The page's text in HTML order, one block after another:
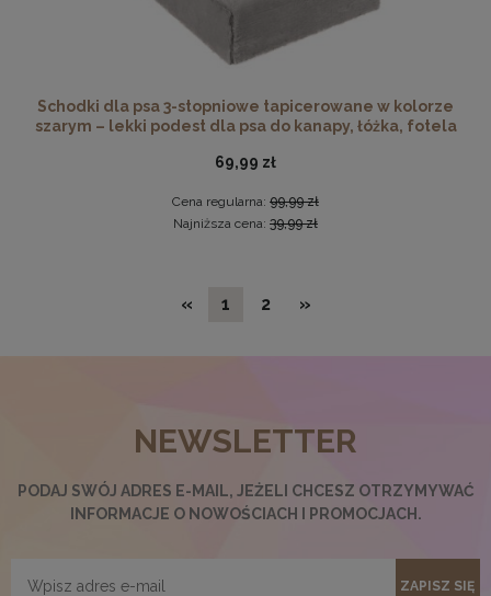
8,00 zł
Schodki dla psa 3-stopniowe tapicerowane w kolorze
szarym – lekki podest dla psa do kanapy, łóżka, fotela
69,99 zł
Cena regularna: 99,99 zł
Najniższa cena: 39,99 zł
« 1 2 »
NEWSLETTER
PODAJ SWÓJ ADRES E-MAIL, JEŻELI CHCESZ OTRZYMYWAĆ
INFORMACJE O NOWOŚCIACH I PROMOCJACH.
ZAPISZ SIĘ